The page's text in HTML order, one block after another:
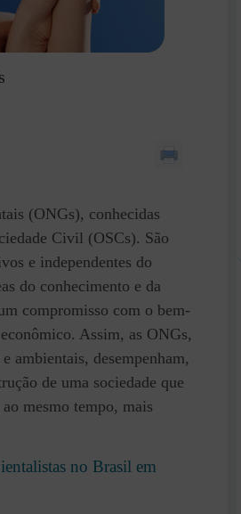
(ONGs), conhecidas
Civil (OSCs). São
e independentes do
do conhecimento e da
compromisso com o bem-
Assim, as ONGs,
ambientais, desempenham,
de uma sociedade que
mesmo tempo, mais
no Brasil em